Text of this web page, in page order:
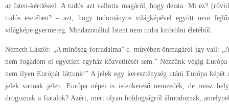
az Isten-kérdéssel. A tudós azt vallotta magáról, hogy deista. Mi ez?
tudós esetében? – azt, hogy tudományos világképével együtt nem
világképe gyermeteg. Mindazonáltal Istent nem tudta kitörölni életéből.
Németh László: „A minőség forradalma” c. művében önmagáról így vall:
nem fogadom el egyetlen egyház közvetítését sem.” Nézzünk végig
nem ilyen Európát láttunk!” A jelek egy kereszténység utáni Európa képét
jelek vannak jelen. Európa népei is istenkereső nemzedék, de rossz
drogoznak a fiatalok? Azért, mert olyan boldogságról álmodoznak,